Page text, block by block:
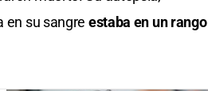
en su sangre estaba en un rango